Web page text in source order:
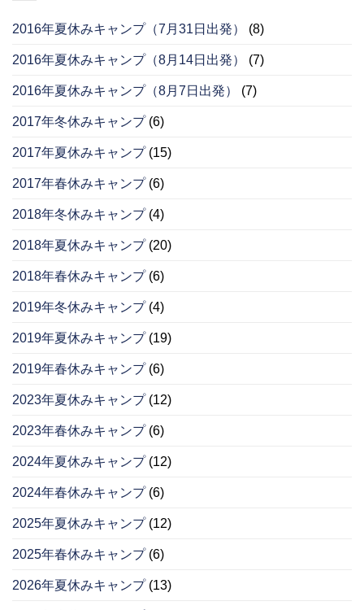
2016年夏休みキャンプ（7月31日出発） (8)
2016年夏休みキャンプ（8月14日出発） (7)
2016年夏休みキャンプ（8月7日出発） (7)
2017年冬休みキャンプ(6)
2017年夏休みキャンプ(15)
2017年春休みキャンプ(6)
2018年冬休みキャンプ(4)
2018年夏休みキャンプ(20)
2018年春休みキャンプ(6)
2019年冬休みキャンプ(4)
2019年夏休みキャンプ(19)
2019年春休みキャンプ(6)
2023年夏休みキャンプ(12)
2023年春休みキャンプ(6)
2024年夏休みキャンプ(12)
2024年春休みキャンプ(6)
2025年夏休みキャンプ(12)
2025年春休みキャンプ(6)
2026年夏休みキャンプ(13)